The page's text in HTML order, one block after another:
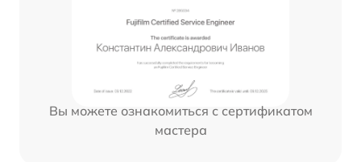
Вы можете ознакомиться с сертификатом
мастера